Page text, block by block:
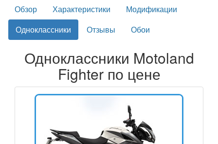
Обзор Характеристики
Модификации
Одноклассники
Отзывы Обои
Одноклассники Motoland
Fighter по цене